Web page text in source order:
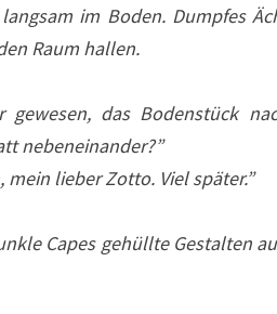
im Boden. Dumpfes
Raum hallen.
gewesen, das Bodenstück
nebeneinander?”
lieber Zotto. Viel später.”
Capes gehüllte Gestalten